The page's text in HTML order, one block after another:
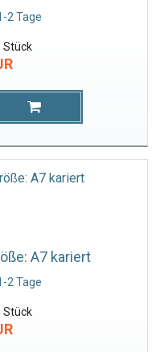
2 Tage
Stück
A7 kariert
2 Tage
Stück